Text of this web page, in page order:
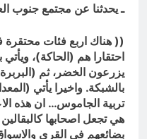
ـ يحدثنا عن مجتمع جنوب
(( هناك اربع فئات محتقرة
احتقارا هم (الحاكة)،
يزرعون الخضر، ثم
بالشبكة. واخيرا يأتي
تربية الجاموس… ان هذه
هي تجعل اصحابها
بضائعهم في القرى والاسواق